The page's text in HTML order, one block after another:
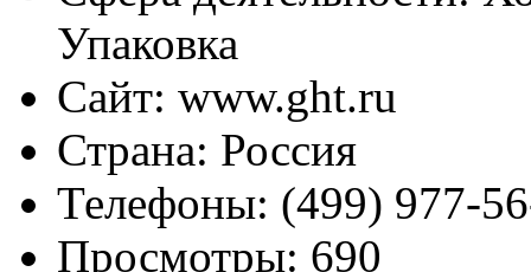
Упаковка
Сайт: www.ght.ru
Страна: Россия
Телефоны: (499) 977-
Просмотры: 690